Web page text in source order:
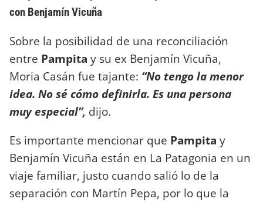
con Benjamín Vicuña
Sobre la posibilidad de una reconciliación
entre Pampita y su ex Benjamín Vicuña,
Moria Casán fue tajante: “No tengo la menor
idea. No sé cómo definirla. Es una persona
muy especial”, dijo.
Es importante mencionar que Pampita y
Benjamín Vicuña están en La Patagonia en un
viaje familiar, justo cuando salió lo de la
separación con Martín Pepa, por lo que la